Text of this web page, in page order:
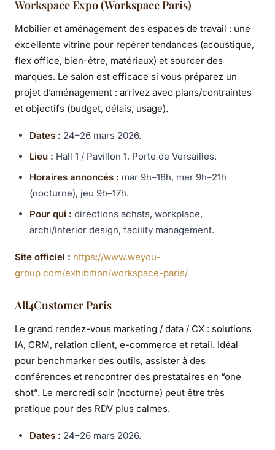
Workspace Expo (Workspace Paris)
Mobilier et aménagement des espaces de travail : une
excellente vitrine pour repérer tendances (acoustique,
flex office, bien-être, matériaux) et sourcer des
marques. Le salon est efficace si vous préparez un
projet d’aménagement : arrivez avec plans/contraintes
et objectifs (budget, délais, usage).
Dates : 24–26 mars 2026.
Lieu : Hall 1 / Pavillon 1, Porte de Versailles.
Horaires annoncés : mar 9h–18h, mer 9h–21h
(nocturne), jeu 9h–17h.
Pour qui : directions achats, workplace,
archi/interior design, facility management.
Site officiel : https://www.weyou-
group.com/exhibition/workspace-paris/
All4Customer Paris
Le grand rendez-vous marketing / data / CX : solutions
IA, CRM, relation client, e-commerce et retail. Idéal
pour benchmarker des outils, assister à des
conférences et rencontrer des prestataires en “one
shot”. Le mercredi soir (nocturne) peut être très
pratique pour des RDV plus calmes.
Dates : 24–26 mars 2026.